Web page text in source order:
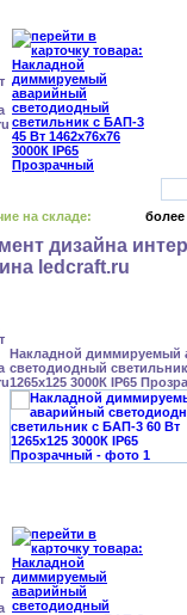
на складе: более
Накладной диммируемый
светодиодный
1265x125 3000К IP65